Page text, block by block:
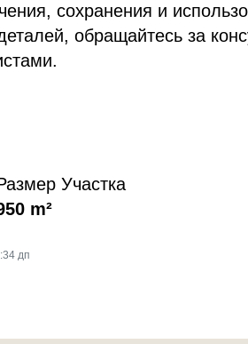
сохранения и
обращайтесь за
Участка
m²
дп